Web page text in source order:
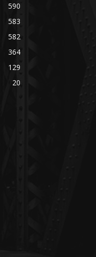
590
583
582
364
129
20